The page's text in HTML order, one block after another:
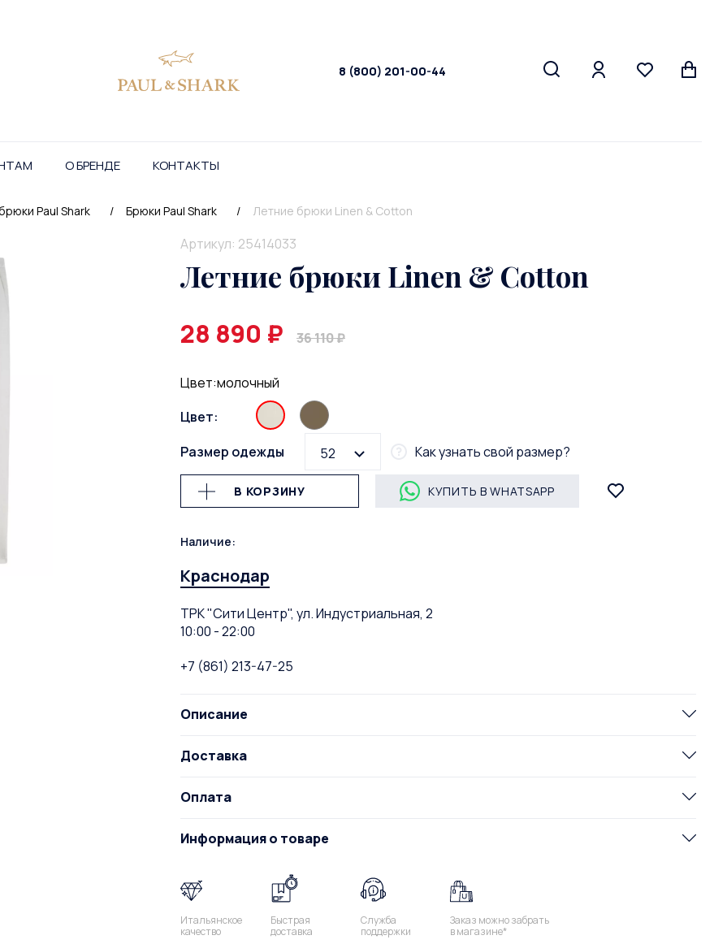
8 (800) 201-00-44
О БРЕНДЕ КОНТАКТЫ
Paul Shark / Брюки Paul Shark / Летние брюки Linen & Cotton
Артикул: 25414033
Летние брюки Linen & Cotton
28 890 ₽ 36 110 ₽
Цвет:молочный
Цвет:
Размер одежды
52 Как узнать свой размер?
В КОРЗИНУ КУПИТЬ В WHATSAPP
Наличие:
Краснодар
ТРК "Сити Центр", ул. Индустриальная, 2
10:00 - 22:00
+7 (861) 213-47-25
Описание
Доставка
Оплата
Информация о товаре
Итальянское
качество
Быстрая
доставка
Служба
поддержки
Заказ можно забрать
в магазине*